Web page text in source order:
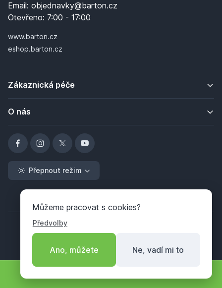
Email: objednavky@barton.cz
Otevřeno: 7:00 - 17:00
www.barton.cz
eshop.barton.cz
Zákaznická péče
O nás
Přepnout režim
Můžeme pracovat s cookies?
Předvolby
Ano, můžete Ne, vadí mi to